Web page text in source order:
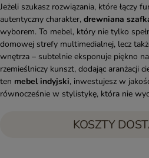
Jeżeli szukasz rozwiązania, które łączy
autentyczny charakter, drewniana
wyborem. To mebel, który nie tylko
domowej strefy multimedialnej, lecz
wnętrza – subtelnie eksponuje piękno
rzemieślniczy kunszt, dodając aranżacji
ten mebel indyjski, inwestujesz w
równocześnie w stylistykę, która nie
KOSZTY